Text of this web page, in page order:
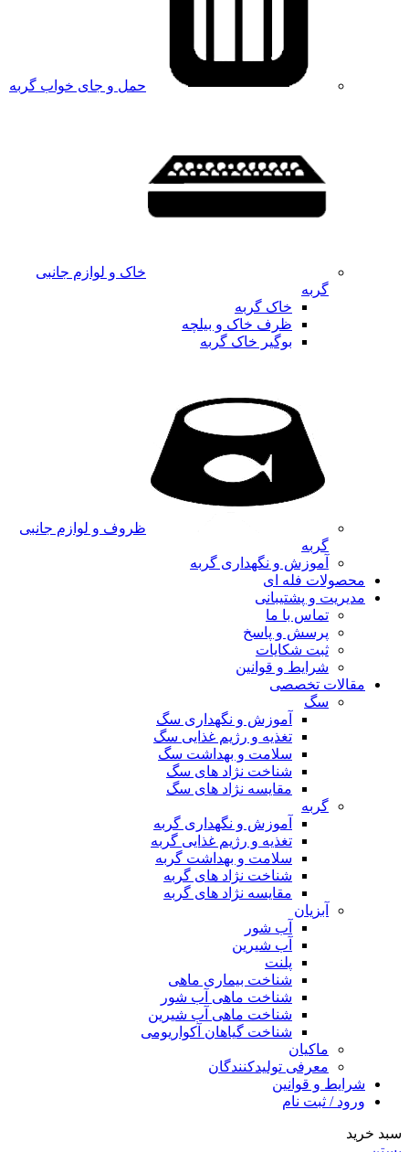
حمل و جای خواب گربه
خاک و لوازم جانبی
گربه
خاک گربه
ظرف خاک و بیلچه
بوگیر خاک گربه
ظروف و لوازم جانبی
گربه
آموزش و نگهداری گربه
محصولات فله ای
مدیریت و پشتیبانی
تماس با ما
پرسش و پاسخ
ثبت شکایات
شرایط و قوانین
مقالات تخصصی
سگ
آموزش و نگهداری سگ
تغذیه و رژیم غذایی سگ
سلامت و بهداشت سگ
شناخت نژاد های سگ
مقایسه نژاد های سگ
گربه
آموزش و نگهداری گربه
تغذیه و رژیم غذایی گربه
سلامت و بهداشت گربه
شناخت نژاد های گربه
مقایسه نژاد های گربه
آبزیان
آب شور
آب شیرین
پلنت
شناخت بیماری ماهی
شناخت ماهی آب شور
شناخت ماهی آب شیرین
شناخت گیاهان آکواریومی
ماکیان
معرفی تولیدکنندگان
شرایط و قوانین
ورود / ثبت نام
سبد خرید